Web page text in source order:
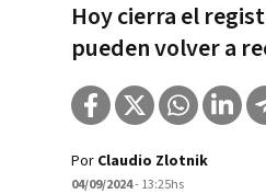
Hoy cierra el
pueden volver a
Por Claudio Zlotnik
04/09/2024- 13:25hs